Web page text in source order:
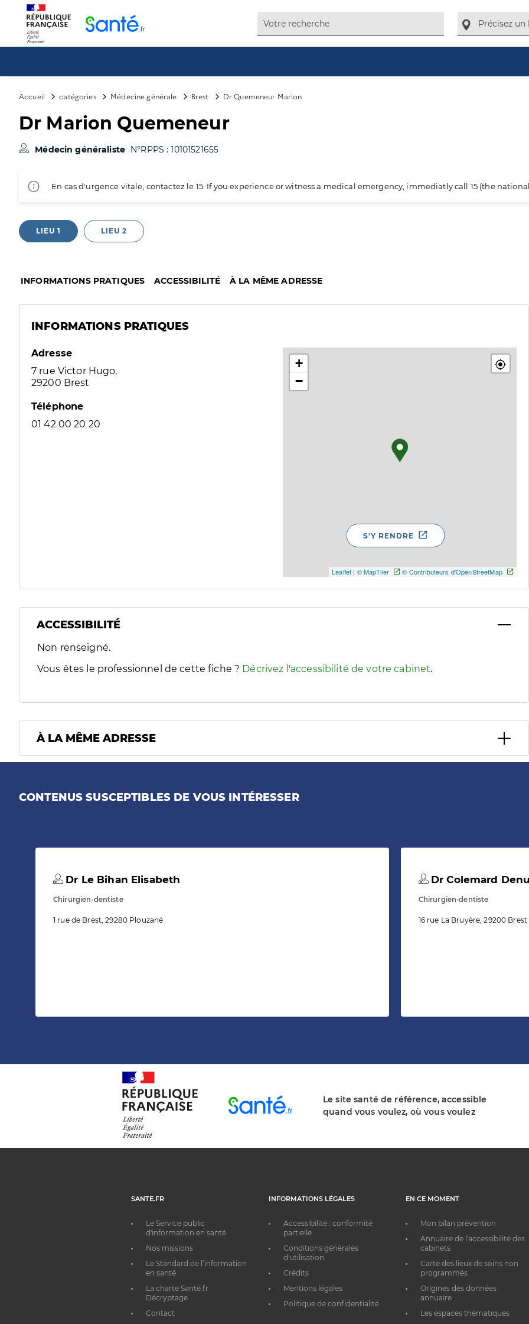
Accueil catégories Médecine générale Brest Dr Quemeneur Marion
Dr Marion Quemeneur
Médecin généraliste N°RPPS : 10101521655
En cas d'urgence vitale, contactez le 15. If you experience or witness a medical emergency, immediatly call 15 (the
LIEU 1 LIEU 2
INFORMATIONS PRATIQUES ACCESSIBILITÉ À LA MÊME ADRESSE
INFORMATIONS PRATIQUES
Adresse
7 rue Victor Hugo,
29200 Brest
Téléphone
01 42 00 20 20
+
−
Leaflet | © MapTiler © Contributeurs d'OpenStreetMap
S'Y RENDRE
ACCESSIBILITÉ
Filtres
Sélectionnez un ou plusieurs handicaps/besoins spécifiques pour afficher les informations d'accessibilité associées
Non renseigné.
Vous êtes le professionnel de cette fiche ? Décrivez l'accessibilité de votre cabinet.
À LA MÊME ADRESSE
CONTENUS SUSCEPTIBLES DE VOUS INTÉRESSER
Dr Le Bihan Elisabeth
Chirurgien-dentiste
1 rue de Brest, 29280 Plouzané
Dr Colemard
Chirurgien-dentiste
16 rue La Bruyère, 29200 Brest
Le site santé de référence, accessible
quand vous voulez, où vous voulez
SANTE.FR
Le Service public
d'information en santé
Nos missions
Le Standard de l’information
en santé
La charte Santé.fr
Décryptage
Contact
INFORMATIONS LÉGALES
Accessibilité : conformité
partielle
Conditions générales
d'utilisation
Crédits
Mentions légales
Politique de confidentialité
EN CE MOMENT
Mon bilan prévention
Annuaire de l'accessibilité des
cabinets
Carte des lieux de soins non
programmés
Origines des données
annuaire
Les espaces thématiques
Panneau de gestion des cookies